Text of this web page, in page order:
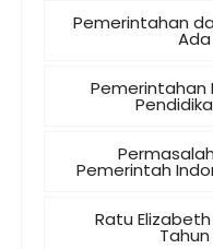
Pemerintahan
Pemerintahan
Pemerintah
Ratu